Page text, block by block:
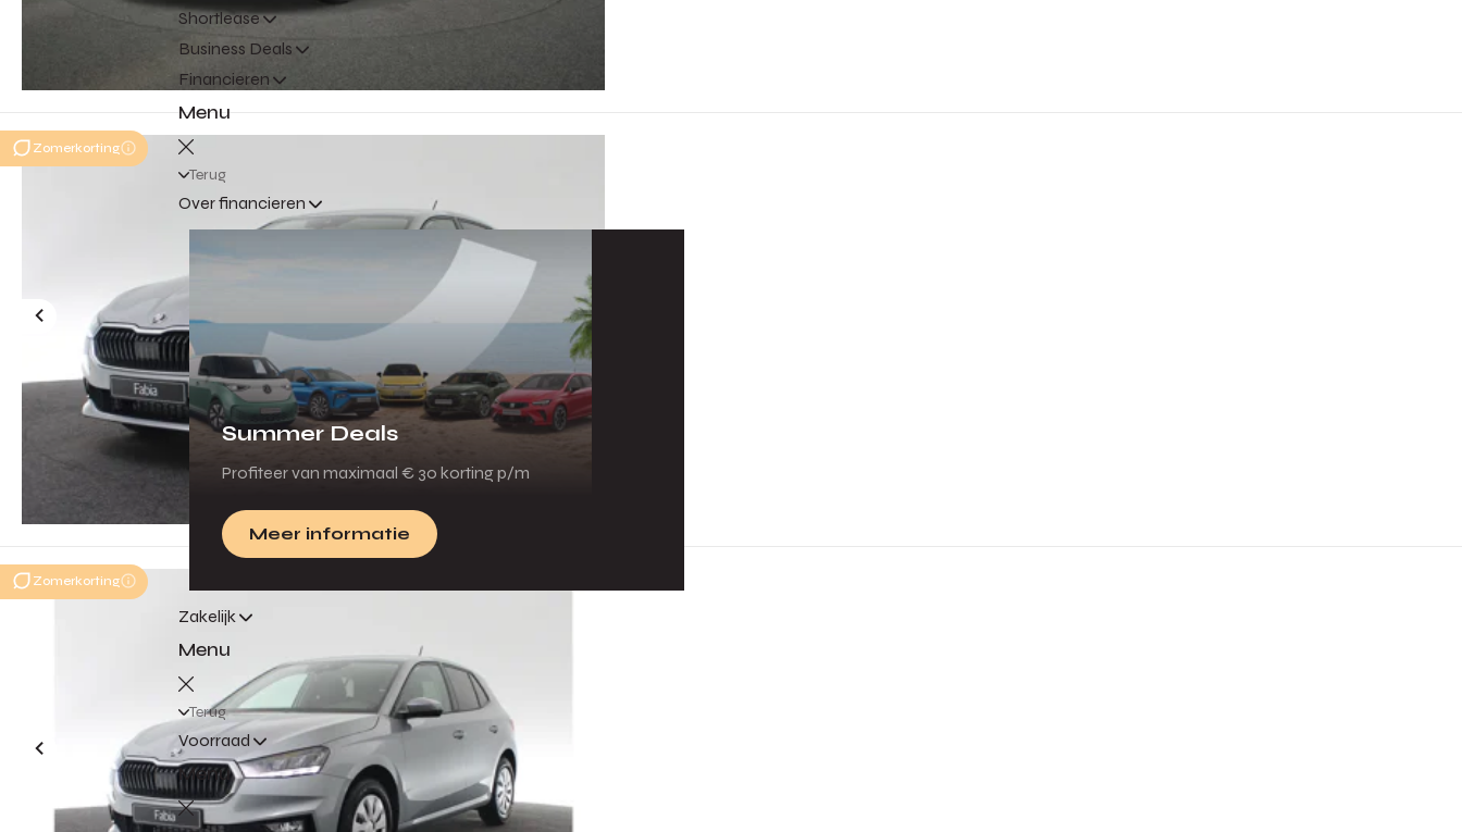
Shortlease
Business Deals
Financieren
Menu
Terug
Over financieren
Summer Deals
Profiteer van maximaal € 30 korting p/m
Meer informatie
Zakelijk
Menu
Terug
Voorraad
Menu
Zomerkorting
Zomerkorting